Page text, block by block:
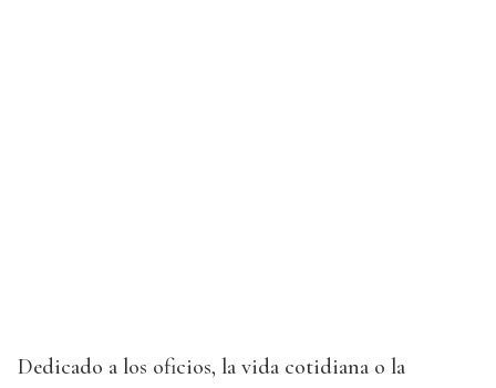
Dedicado a los oficios, la vida cotidiana o la